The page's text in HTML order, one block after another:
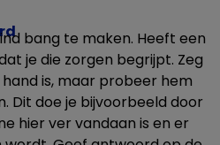
bang te maken. Heeft een
je die zorgen begrijpt. Zeg
is, maar probeer hem
Dit doe je bijvoorbeeld door
hier ver vandaan is en er